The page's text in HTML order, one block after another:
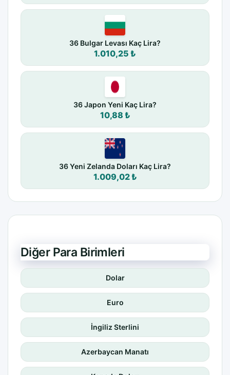
36 Bulgar Levası Kaç Lira?
1.010,25 ₺
36 Japon Yeni Kaç Lira?
10,88 ₺
36 Yeni Zelanda Doları Kaç Lira?
1.009,02 ₺
Diğer Para Birimleri
Dolar
Euro
İngiliz Sterlini
Azerbaycan Manatı